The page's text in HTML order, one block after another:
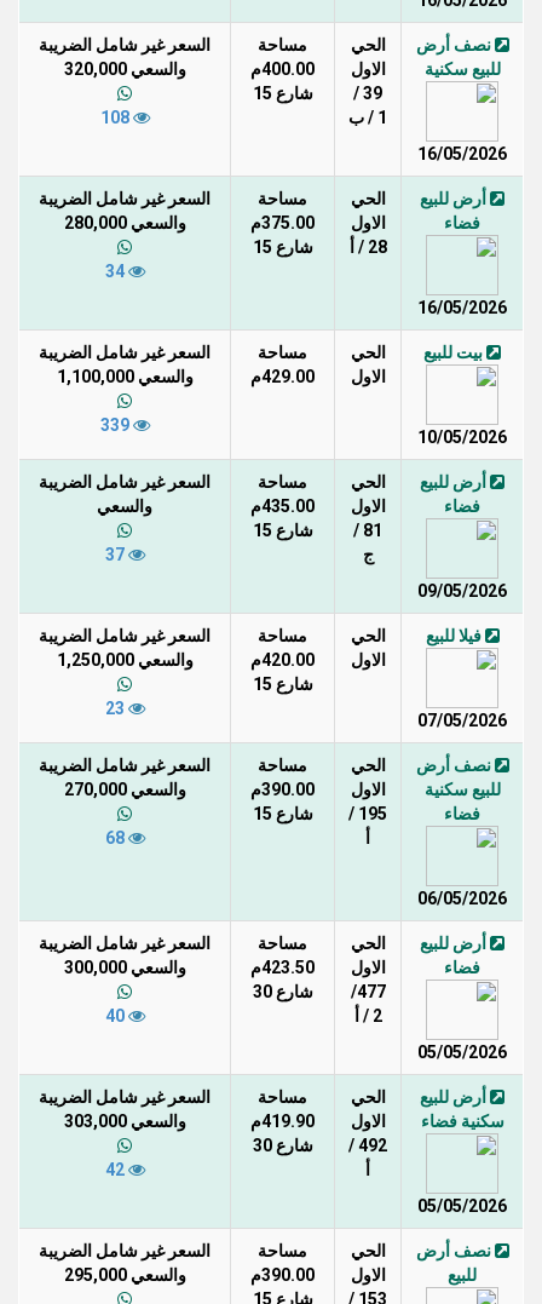
نصف أرض
للبيع سكنية
16/05/2026
الحي
الاول
39 /
1 / ب
مساحة
400.00م
شارع 15
السعر غير شامل الضريبة
والسعي 320,000
108
أرض للبيع
فضاء
16/05/2026
الحي
الاول
28 / أ
مساحة
375.00م
شارع 15
السعر غير شامل الضريبة
والسعي 280,000
34
بيت للبيع
10/05/2026
الحي
الاول
مساحة
429.00م
السعر غير شامل الضريبة
والسعي 1,100,000
339
أرض للبيع
فضاء
09/05/2026
الحي
الاول
81 /
ج
مساحة
435.00م
شارع 15
السعر غير شامل الضريبة
والسعي
37
فيلا للبيع
07/05/2026
الحي
الاول
مساحة
420.00م
شارع 15
السعر غير شامل الضريبة
والسعي 1,250,000
نصف أرض
للبيع سكنية
فضاء
06/05/2026
الحي
الاول
195 /
مساحة
390.00م
شارع 15
السعر غير شامل الضريبة
والسعي 270,000
68
أرض للبيع
فضاء
05/05/2026
الحي
الاول
477/
2 / أ
مساحة
423.50م
شارع 30
السعر غير شامل الضريبة
والسعي 300,000
40
أرض للبيع
سكنية فضاء
05/05/2026
الحي
الاول
492 /
مساحة
419.90م
شارع 30
السعر غير شامل الضريبة
والسعي 303,000
42
نصف أرض
للبيع
الحي
الاول
153 /
مساحة
390.00م
شارع 15
السعر غير شامل الضريبة
والسعي 295,000